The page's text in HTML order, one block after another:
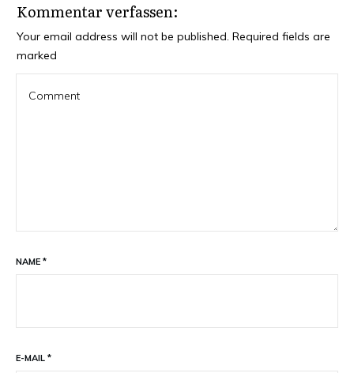
Kommentar verfassen:
Your email address will not be published. Required fields are
marked
NAME *
E-MAIL *